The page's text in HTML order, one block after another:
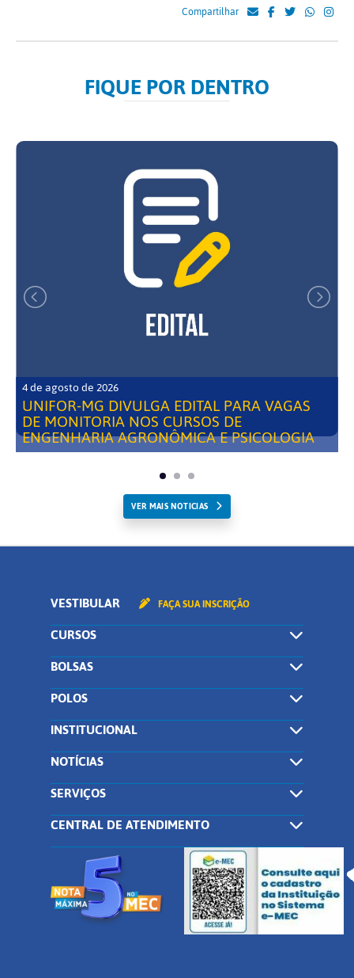
Compartilhar
FIQUE POR DENTRO
4 de agosto de 2026
UNIFOR-MG DIVULGA EDITAL PARA VAGAS
DE MONITORIA NOS CURSOS DE
ENGENHARIA AGRONÔMICA E PSICOLOGIA
VER MAIS NOTICIAS
VESTIBULAR FAÇA SUA INSCRIÇÃO
CURSOS
BOLSAS
POLOS
INSTITUCIONAL
NOTÍCIAS
SERVIÇOS
CENTRAL DE ATENDIMENTO